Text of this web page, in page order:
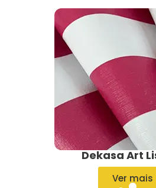
Dekasa Art
Ver mais